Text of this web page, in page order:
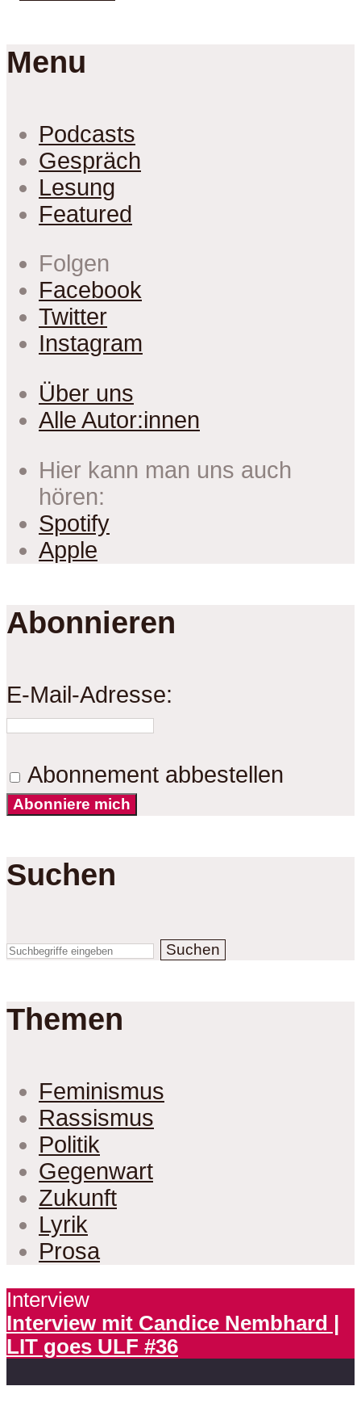
Menu
Podcasts
Gespräch
Lesung
Featured
Folgen
Facebook
Twitter
Instagram
Über uns
Alle Autor:innen
Hier kann man uns auch
hören:
Spotify
Apple
Abonnieren
E-Mail-Adresse:
Abonnement abbestellen
Abonniere mich
Suchen
Suchen
Themen
Feminismus
Rassismus
Politik
Gegenwart
Zukunft
Lyrik
Prosa
Interview
Interview mit Candice Nembhard |
LIT goes ULF #36